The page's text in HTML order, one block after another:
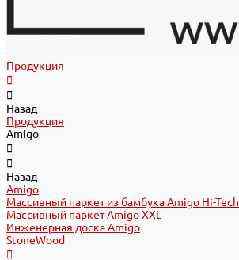
Продукция
Назад
Продукция
Amigo
Назад
Amigo
Массивный паркет из бамбука Amigo Hi-Tech
Массивный паркет Amigo XXL
Инженерная доска Amigo
StoneWood